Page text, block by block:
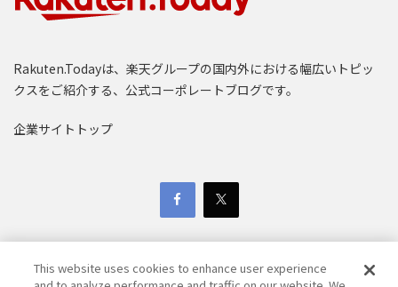
Rakuten.Todayは、楽天グループの国内外における幅広いトピッ
クスをご紹介する、公式コーポレートブログです。
企業サイトトップ
This website uses cookies to enhance user experience